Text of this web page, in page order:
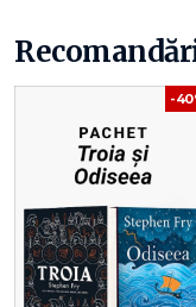
Crimă la Paris –
aparențele
declanșează o
revelații neașteptate.
Crimă la Oxford –
Suspans psihologic
tradiție. Când un
-